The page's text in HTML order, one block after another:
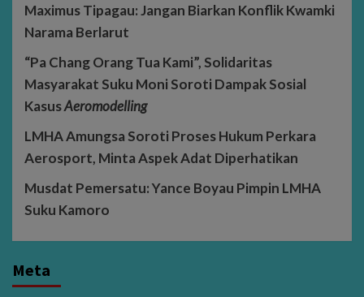
Maximus Tipagau: Jangan Biarkan Konflik Kwamki
Narama Berlarut
“Pa Chang Orang Tua Kami”, Solidaritas
Masyarakat Suku Moni Soroti Dampak Sosial
KasusAeromodelling
LMHA Amungsa Soroti Proses Hukum Perkara
Aerosport, Minta Aspek Adat Diperhatikan
Musdat Pemersatu: Yance Boyau Pimpin LMHA
Suku Kamoro
Meta